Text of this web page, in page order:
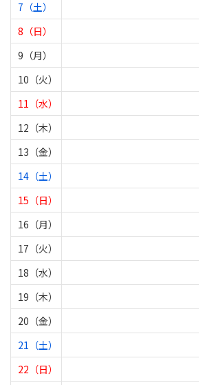
7（土）
8（日）
9（月）
10（火）
11（水）
12（木）
13（金）
14（土）
15（日）
16（月）
17（火）
18（水）
19（木）
20（金）
21（土）
22（日）